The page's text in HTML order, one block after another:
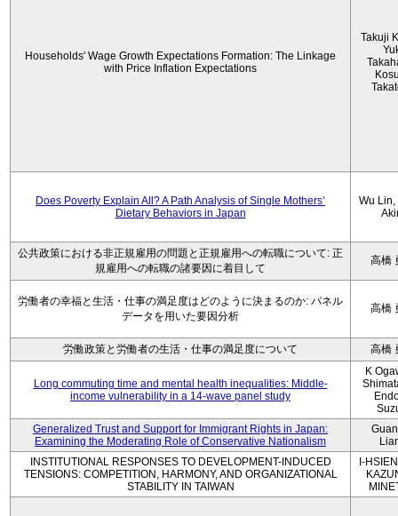
Households' Wage Growth Expectations Formation: The Linkage
with Price Inflation Expectations
Takuji
Does Poverty Explain All? A Path Analysis of Single Mothers’
Dietary Behaviors in Japan
Wu Lin,
公共政策における非正規雇用の問題と正規雇用への転職について: 正
規雇用への転職の諸要因に着目して
高橋
労働者の幸福と生活・仕事の満足度はどのように決まるのか: パネル
データを用いた要因分析
高橋
労働政策と労働者の生活・仕事の満足度について 高橋
Long commuting time and mental health inequalities: Middle-
income vulnerability in a 14-wave panel study
K
Generalized Trust and Support for Immigrant Rights in Japan:
Examining the Moderating Role of Conservative Nationalism
INSTITUTIONAL RESPONSES TO DEVELOPMENT-INDUCED
TENSIONS: COMPETITION, HARMONY, AND ORGANIZATIONAL
STABILITY IN TAIWAN
I-